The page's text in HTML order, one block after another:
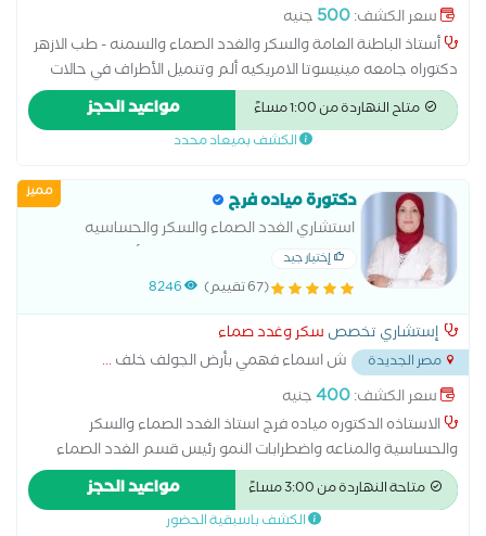
سعر الكشف:500 جنيه
أستاذ الباطنة العامة والسكر والغدد الصماء والسمنه - طب الازهر
دكتوراه جامعه مينيسوتا الامريكيه ألم وتنميل الأطراف في حالات
التهابات الأعصاب لمرضى السكر أمراض الغدة الكظرية أمراض الغدد
الصماء اضطرابات الغدة النخامية اضطرابات الهرمونات الجنسية الغدة
الدرقية والجار درقية الفشل الكلوي نتيجة مرض السكر تشخيص سكر
الهرمونات عند البلوغ علاج السكر النوع الأول علاج السكر النوع الثاني
علاج الضعف الجنسى الناتج عن مرض السكر علاج سكر الحمل علاج
قصر القامة وتأخر البلوغ علاج مرض السكر متابعة سكر الحمل متابعة
سكر بالغين نوع أول وثاني ومضاعفاته مشكلات الكلى عند مرضى
السكر مضاعفات مرض السكر نقص هرمون النمو إضافة خدمات أخرى
متاح النهاردة من 1:00 مساءً مواعيد الحجز
الكشف بميعاد محدد
مميز دكتورة مياده فرج
استشاري الغدد الصماء والسكر والحساسيه
والمناعه والباطنه العامه جامعة الأزهر دكتوراه
الأمراض الباطنيه رئيسه قسم الغدد الصماء
إختيار جيد
(67 تقييم) 8246
إستشاري تخصص سكر وغدد صماء
مصر الجديدة ش اسماء فهمي بأرض الجولف خلف...
سعر الكشف:400جنيه
الاستاذه الدكتوره مياده فرج استاذ الغدد الصماء والسكر
والحساسية والمناعه واضطرابات النمو رئيس قسم الغدد الصماء
والسكر والباطنه مستشفى المطربة التعليمي استاذة جامعه الازهر
دكتوراه الأمراض الباطنيه استاذه تأخر نمو الأطفال والأمراض المناعيه
متاحة النهاردة من 3:00 مساءً مواعيد الحجز
الكشف باسبقية الحضور